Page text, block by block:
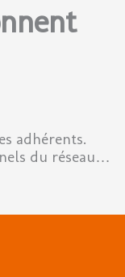
adhérents.
du réseau…